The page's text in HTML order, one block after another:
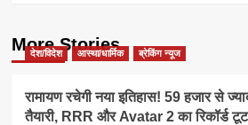
More Stories
देश/विदेश आस्था/धार्मिक ब्रेकिंग न्यूज
रामायण रचेगी नया इतिहास! 59 हजार से
तैयारी, RRR और Avatar 2 का रिकॉर्ड